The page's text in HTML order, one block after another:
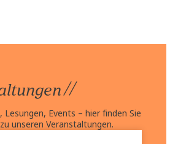
//
Lesungen, Events – hier finden Sie
unseren Veranstaltungen.